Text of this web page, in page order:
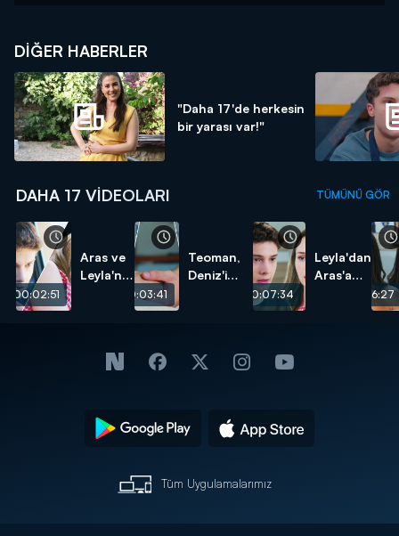
DIĞER HABERLER
"Daha 17'de herkesin
bir yarası var!"
DAHA 17 VIDEOLARI TÜMÜNÜ GÖR
00:02:51
Aras ve
Leyla'nın
00:03:41
Teoman,
Deniz'i
00:07:34
Leyla'dan
Aras'a
00:06:27
Tüm Uygulamalarımız